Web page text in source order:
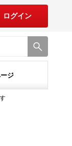
ログイン
ジ